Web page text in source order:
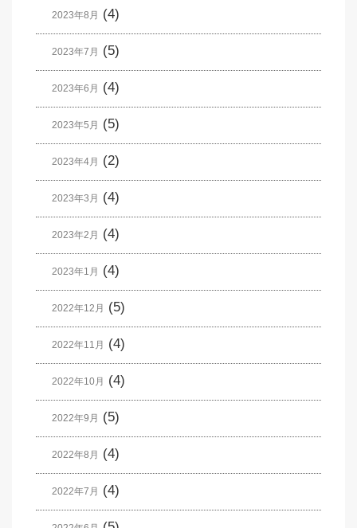
2023年8月 (4)
2023年7月 (5)
2023年6月 (4)
2023年5月 (5)
2023年4月 (2)
2023年3月 (4)
2023年2月 (4)
2023年1月 (4)
2022年12月 (5)
2022年11月 (4)
2022年10月 (4)
2022年9月 (5)
2022年8月 (4)
2022年7月 (4)